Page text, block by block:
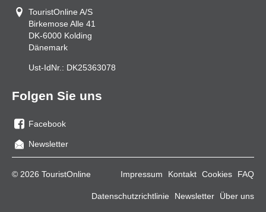
TouristOnline A/S
Birkemose Alle 41
DK-6000 Kolding
Dänemark
Ust-IdNr.: DK25363078
Folgen Sie uns
Sie
uns
Facebook
Newsletter
© 2026 TouristOnline Impressum Kontakt Cookies FAQ
Datenschutzrichtlinie Newsletter Über uns